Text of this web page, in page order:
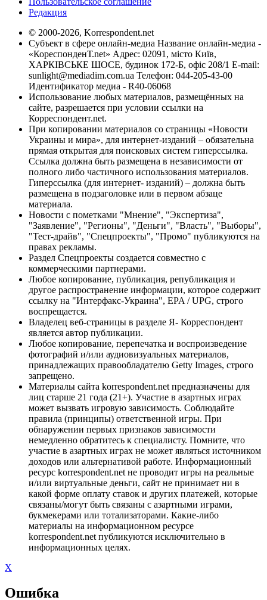
Редакция
© 2000-2026, Korrespondent.net
Субъект в сфере онлайн-медиа Название онлайн-медиа -
«КореспонденТ.net» Адрес: 02091, місто Київ,
ХАРКІВСЬКЕ ШОСЕ, будинок 172-Б, офіс 208/1 E-mail:
sunlight@mediadim.com.ua Телефон: 044-205-43-00
Идентификатор медиа - R40-06068
Использование любых материалов, размещённых на
сайте, разрешается при условии ссылки на
Корреспондент.net.
При копировании материалов со страницы «Новости
Украины и мира», для интернет-изданий – обязательна
прямая открытая для поисковых систем гиперссылка.
Ссылка должна быть размещена в независимости от
полного либо частичного использования материалов.
Гиперссылка (для интернет- изданий) – должна быть
размещена в подзаголовке или в первом абзаце
материала.
Новости с пометками "Мнение", "Экспертиза",
"Заявление", "Регионы", "Деньги", "Власть", "Выборы",
"Тест-драйв", "Спецпроекты", "Промо" публикуются на
правах рекламы.
Раздел Спецпроекты создается совместно с
коммерческими партнерами.
Любое копирование, публикация, републикация и
другое распространение информации, которое содержит
ссылку на "Интерфакс-Украина", EPA / UPG, строго
воспрещается.
Владелец веб-страницы в разделе Я- Корреспондент
является автор публикации.
Любое копирование, перепечатка и воспроизведение
фотографий и/или аудиовизуальных материалов,
принадлежащих правообладателю Getty Images, строго
запрещено.
Материалы сайта korrespondent.net предназначены для
лиц старше 21 года (21+). Участие в азартных играх
может вызвать игровую зависимость. Соблюдайте
правила (принципы) ответственной игры. При
обнаружении первых признаков зависимости
немедленно обратитесь к специалисту. Помните, что
участие в азартных играх не может являться источником
доходов или альтернативой работе. Информационный
ресурс korrespondent.net не проводит игры на реальные
и/или виртуальные деньги, сайт не принимает ни в
какой форме оплату ставок и других платежей, которые
связаны/могут быть связаны с азартными играми,
букмекерами или тотализаторами. Какие-либо
материалы на информационном ресурсе
korrespondent.net публикуются исключительно в
информационных целях.
X
Ошибка